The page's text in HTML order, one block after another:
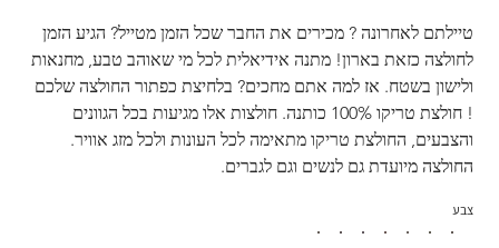
טיילתם לאחרונה ? מכירים את החבר שכל הזמן מטייל? הגיע הזמן
לחולצה כזאת בארון! מתנה אידיאלית לכל מי שאוהב טבע, מחנאות
ולישון בשטח. אז למה אתם מחכים? בלחיצת כפתור החולצה שלכם
! חולצת טריקו 100% כותנה. חולצות אלו מגיעות בכל הגוונים
והצבעים, החולצת טריקו מתאימה לכל העונות ולכל מזג אוויר.
החולצה מיועדת גם לנשים וגם לגברים.
צבע